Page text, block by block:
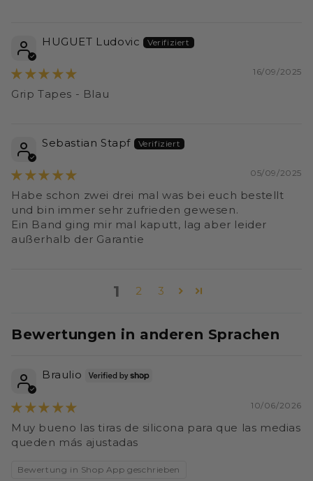
HUGUET Ludovic
16/09/2025
Grip Tapes - Blau
Sebastian Stapf
05/09/2025
Habe schon zwei drei mal was bei euch bestellt
und bin immer sehr zufrieden gewesen.
Ein Band ging mir mal kaputt, lag aber leider
außerhalb der Garantie
1 2 3
Bewertungen in anderen Sprachen
Braulio
10/06/2026
Muy bueno las tiras de silicona para que las medias
queden más ajustadas
Bewertung in Shop App geschrieben